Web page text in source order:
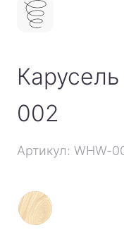
002
Артикул: WHW-